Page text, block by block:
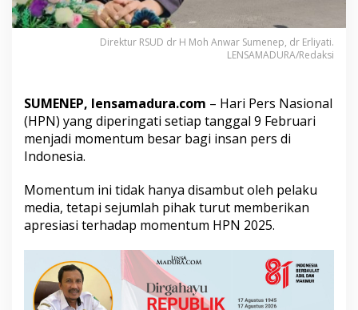
u
m
e
n
P
e
r
e
d
i
P
e
r
Direktur RSUD dr H Moh Anwar Sumenep, dr Erliyati.
LENSAMADURA/Redaksi
SUMENEP, lensamadura.com – Hari Pers Nasional
(HPN) yang diperingati setiap tanggal 9 Februari
menjadi momentum besar bagi insan pers di
Indonesia.
Momentum ini tidak hanya disambut oleh pelaku
media, tetapi sejumlah pihak turut memberikan
apresiasi terhadap momentum HPN 2025.